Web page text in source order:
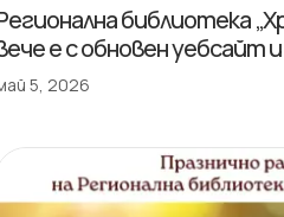
библиотека
е с обновен уебсайт
5, 2026